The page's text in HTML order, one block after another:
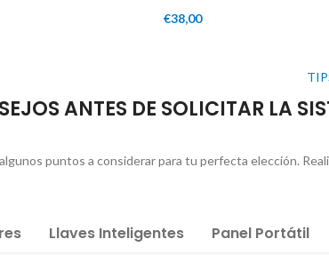
€38,00
ANTES DE SOLICITAR LA
puntos a considerar para tu perfecta elección.
Llaves Inteligentes Panel Portátil